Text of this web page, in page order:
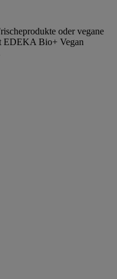
oder vegane
EDEKA Bio+ Vegan